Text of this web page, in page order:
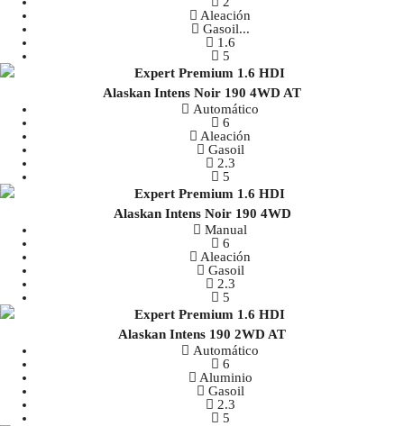
Aleación
Gasoil...
1.6
5
Alaskan Intens Noir 190 4WD AT
Automático
6
Aleación
Gasoil
2.3
5
Alaskan Intens Noir 190 4WD
Manual
6
Aleación
Gasoil
2.3
5
Alaskan Intens 190 2WD AT
Automático
6
Aluminio
Gasoil
2.3
5